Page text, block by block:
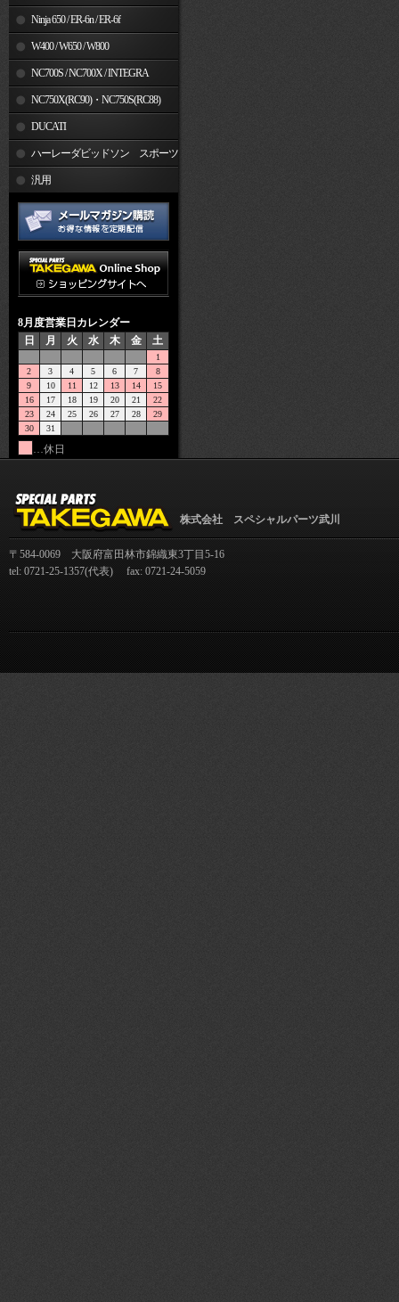
Ninja 650 / ER-6n / ER-6f
W400 / W650 / W800
NC700S / NC700X / INTEGRA
NC750X(RC90)・NC750S(RC88)
DUCATI
ハーレーダビッドソン スポーツ
スター汎用
8月度営業日カレンダー
日
月 火 水 木 金 土
1
2
3 4 5 6 7
8
9
10 11 12 13 14
15
16
17 18 19 20 21
22
23
24 25 26 27 28
29
30
31
…休日
株式会社 スペシャルパーツ武川
〒584-0069 大阪府富田林市錦織東3丁目5-16
tel: 0721-25-1357(代表) fax: 0721-24-5059